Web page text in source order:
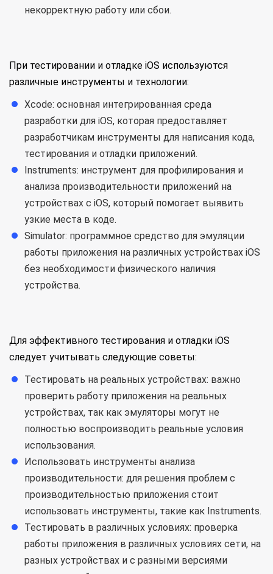
некорректную работу или сбои.
При тестировании и отладке iOS используются
различные инструменты и технологии:
Xcode: основная интегрированная среда
разработки для iOS, которая предоставляет
разработчикам инструменты для написания кода,
тестирования и отладки приложений.
Instruments: инструмент для профилирования и
анализа производительности приложений на
устройствах с iOS, который помогает выявить
узкие места в коде.
Simulator: программное средство для эмуляции
работы приложения на различных устройствах iOS
без необходимости физического наличия
устройства.
Для эффективного тестирования и отладки iOS
следует учитывать следующие советы:
Тестировать на реальных устройствах: важно
проверить работу приложения на реальных
устройствах, так как эмуляторы могут не
полностью воспроизводить реальные условия
использования.
Использовать инструменты анализа
производительности: для решения проблем с
производительностью приложения стоит
использовать инструменты, такие как Instruments.
Тестировать в различных условиях: проверка
работы приложения в различных условиях сети, на
разных устройствах и с разными версиями